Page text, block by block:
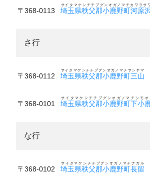
〒368-0113 埼玉県秩父郡小鹿野町河原沢
サイタマケンチチブグンオガノマチカワラサワ
さ行
〒368-0112 埼玉県秩父郡小鹿野町三山
サイタマケンチチブグンオガノマチサンヤマ
〒368-0101 埼玉県秩父郡小鹿野町下小
サイタマケンチチブグンオガノマチシモオ
な行
〒368-0102 埼玉県秩父郡小鹿野町長留
サイタマケンチチブグンオガノマチナガル